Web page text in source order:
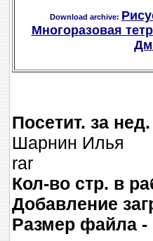
Download archive:
Многоразовая
Посетит. за
Шарнин Илья
rar
Кол-во стр. в
Добавление
Размер файла -